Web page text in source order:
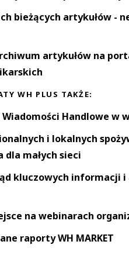
bieżących artykułów -
artykułów na
WH PLUS TAKŻE:
Wiadomości Handlowe w
i lokalnych
dla małych sieci
kluczowych informacji
na webinarach
raporty WH MARKET